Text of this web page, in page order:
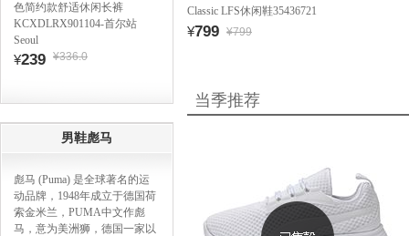
色简约款舒适休闲长裤
KCXDLRX901104-首尔站
Seoul
¥239 ¥336.0
男鞋彪马
彪马 (Puma) 是全球著名的运
动品牌，1948年成立于德国荷
索金米兰，PUMA中文作彪
马，意为美洲狮，德国一家以
Classic LFS休闲鞋35436721
¥799 ¥799
当季推荐